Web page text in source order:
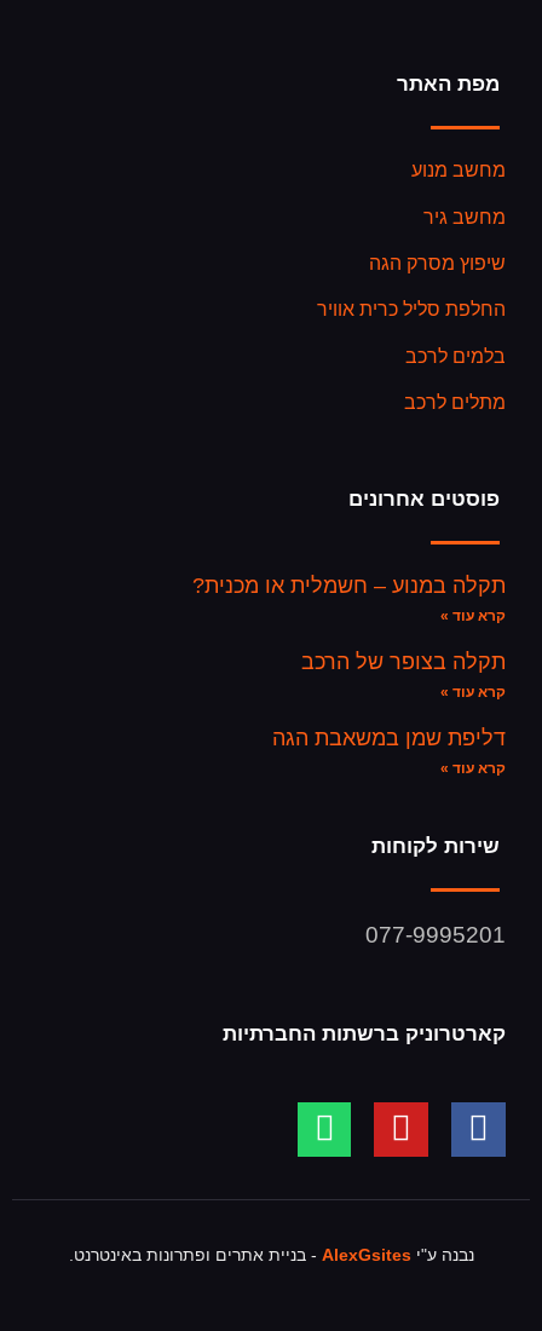
מפת האתר
מחשב מנוע
מחשב גיר
שיפוץ מסרק הגה
החלפת סליל כרית אוויר
בלמים לרכב
מתלים לרכב
פוסטים אחרונים
תקלה במנוע – חשמלית או מכנית?
קרא עוד »
תקלה בצופר של הרכב
קרא עוד »
דליפת שמן במשאבת הגה
קרא עוד »
שירות לקוחות
077-9995201
קארטרוניק ברשתות החברתיות
נבנה ע"יAlexGsites - בניית אתרים ופתרונות באינטרנט.